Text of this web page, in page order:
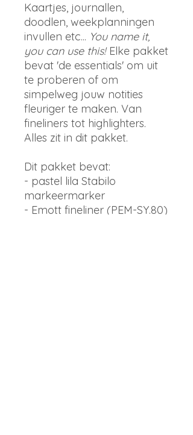
Kaartjes, journallen,
doodlen, weekplanningen
invullen etc... You name it,
you can use this!Elke pakket
bevat 'de essentials' om uit
te proberen of om
simpelweg jouw notities
fleuriger te maken. Van
fineliners tot highlighters.
Alles zit in dit pakket.
Dit pakket bevat:
- pastel lila Stabilo
markeermarker
- Emott fineliner (PEM-SY.80)